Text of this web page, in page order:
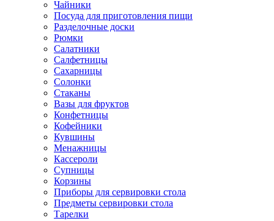
Чайники
Посуда для приготовления пищи
Разделочные доски
Рюмки
Салатники
Салфетницы
Сахарницы
Солонки
Стаканы
Вазы для фруктов
Конфетницы
Кофейники
Кувшины
Менажницы
Кассероли
Супницы
Корзины
Приборы для сервировки стола
Предметы сервировки стола
Тарелки